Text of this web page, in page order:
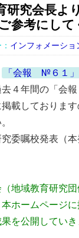
研究会長
参考にして
インフォメーショ
「会報 №６１」
去４年間の「会
載しておりま
委嘱校発表（
地域教育研究
ホームページ
を公開していき